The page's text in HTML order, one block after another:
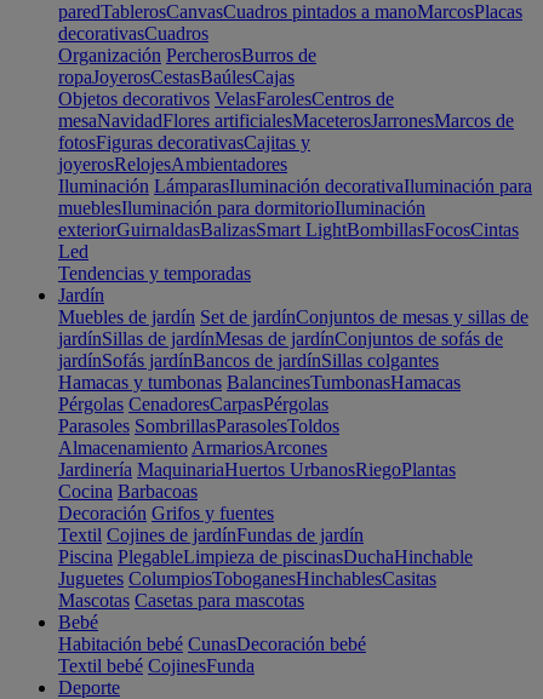
paredTablerosCanvasCuadros pintados a manoMarcosPlacas
decorativasCuadros
Organización PercherosBurros de
ropaJoyerosCestasBaúlesCajas
Objetos decorativos VelasFarolesCentros de
mesaNavidadFlores artificialesMaceterosJarronesMarcos de
fotosFiguras decorativasCajitas y
joyerosRelojesAmbientadores
Iluminación LámparasIluminación decorativaIluminación para
mueblesIluminación para dormitorioIluminación
exteriorGuirnaldasBalizasSmart LightBombillasFocosCintas
Led
Tendencias y temporadas
Jardín
Muebles de jardín Set de jardínConjuntos de mesas y sillas de
jardínSillas de jardínMesas de jardínConjuntos de sofás de
jardínSofás jardínBancos de jardínSillas colgantes
Hamacas y tumbonas BalancinesTumbonasHamacas
Pérgolas CenadoresCarpasPérgolas
Parasoles SombrillasParasolesToldos
Almacenamiento ArmariosArcones
Jardinería MaquinariaHuertos UrbanosRiegoPlantas
Cocina Barbacoas
Decoración Grifos y fuentes
Textil Cojines de jardínFundas de jardín
Piscina PlegableLimpieza de piscinasDuchaHinchable
Juguetes ColumpiosToboganesHinchablesCasitas
Mascotas Casetas para mascotas
Bebé
Habitación bebé CunasDecoración bebé
Textil bebé CojinesFunda
Deporte